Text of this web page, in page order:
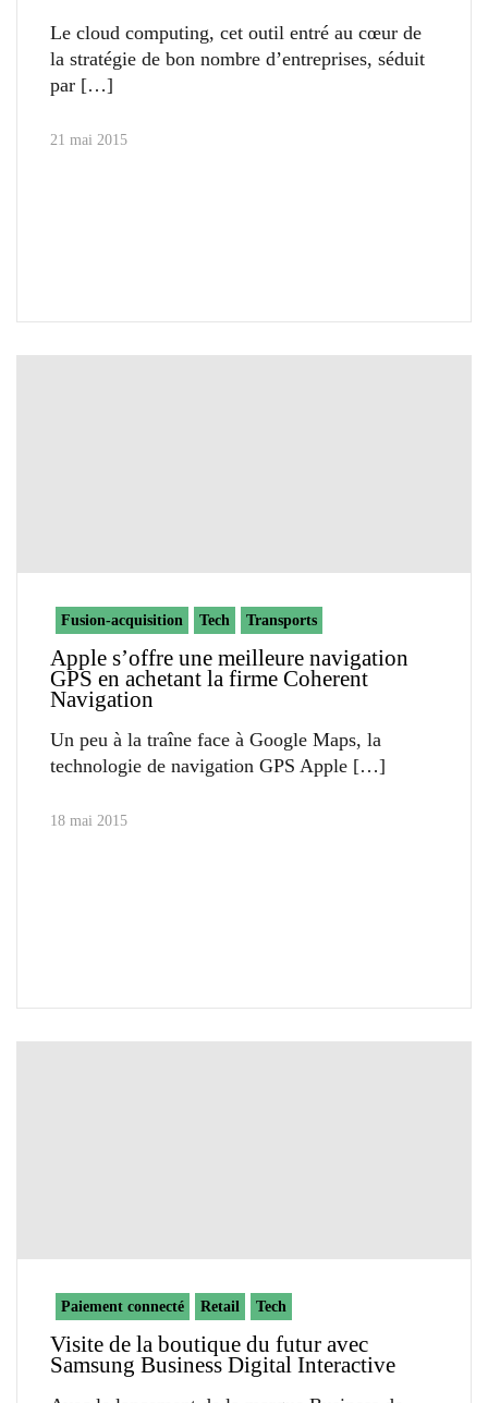
Le cloud computing, cet outil entré au cœur de
la stratégie de bon nombre d’entreprises, séduit
par
21 mai 2015
Fusion-acquisition Tech Transports
Apple s’offre une meilleure navigation
GPS en achetant la firme Coherent
Navigation
Un peu à la traîne face à Google Maps, la
technologie de navigation GPS Apple
18 mai 2015
Paiement connecté Retail Tech
Visite de la boutique du futur avec
Samsung Business Digital Interactive